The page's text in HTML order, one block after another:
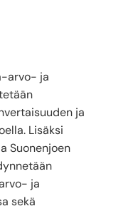
arvo- ja
ja
Lisäksi
Suonenjoen
ja
sekä